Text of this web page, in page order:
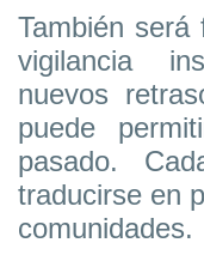
También será
vigilancia
nuevos
puede
pasado.
traducirse en
comunidades.